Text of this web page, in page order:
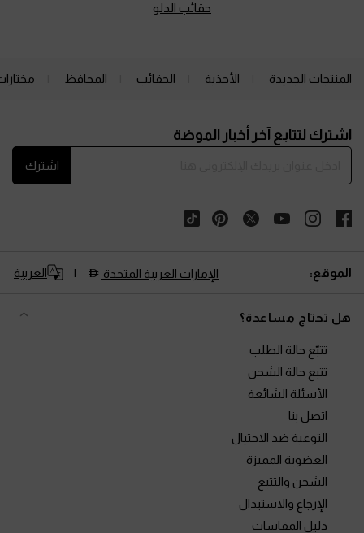
حقائب الدلو
المنتجات الجديدة الأحذية الحقائب المحافظ
اشترك لتتابع آخر أخبار الموضة
اشترك
الموقع: الإمارات العربية المتحدة العربية
هل تحتاج مساعدة؟
تتبّع حالة الطلب
تتبع حالة الشحن
الأسئلة الشائعة
اتصل بنا
التوعية ضد الاحتيال
العضوية المميزة
الشحن والتتبع
الإرجاع والاستبدال
دليل المقاسات